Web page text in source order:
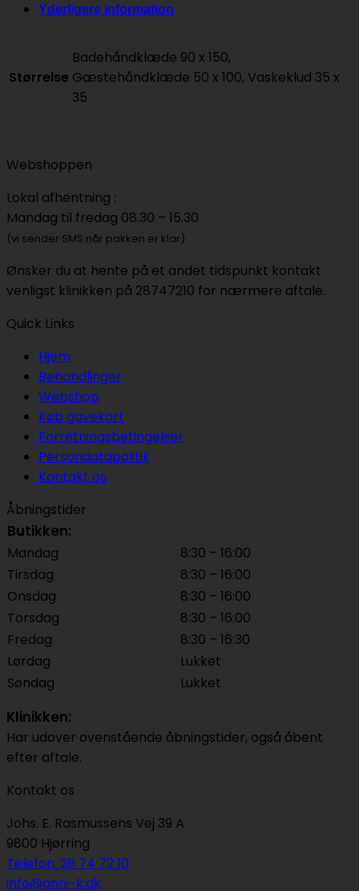
str.Yderligere information
Størrelse
Badehåndklæde 90 x 150,
Gæstehåndklæde 50 x 100, Vaskeklud 35 x
35
Webshoppen
Lokal afhentning :
Mandag til fredag 08.30 – 15.30
(vi sender SMS når pakken er klar)
Ønsker du at hente på et andet tidspunkt kontakt
venligst klinikken på 28747210 for nærmere aftale.
Quick Links
Hjem
Behandlinger
Webshop
Køb gavekort
Forretningsbetingelser
Persondatapolitik
Kontakt os
Åbningstider
Butikken:
Mandag
8:30 – 16:00
Tirsdag
8:30 – 16:00
Onsdag
8:30 – 16:00
Torsdag
8:30 – 16:00
Fredag
8:30 – 16:30
Lørdag
Lukket
Søndag
Lukket
Klinikken:
Har udover ovenstående åbningstider, også åbent
efter aftale.
Kontakt os
Johs. E. Rasmussens Vej 39 A
9800 Hjørring
Telefon: 28 74 72 10
info@anni-k.dk